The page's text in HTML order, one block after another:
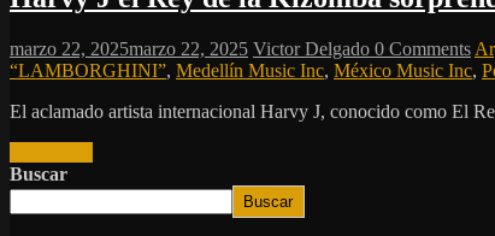
marzo 22, 2025marzo 22, 2025 Victor Delgado 0 Comments
“LAMBORGHINI”, Medellín Music Inc, México Music Inc,
El aclamado artista internacional Harvy J, conocido como El
Buscar
Buscar